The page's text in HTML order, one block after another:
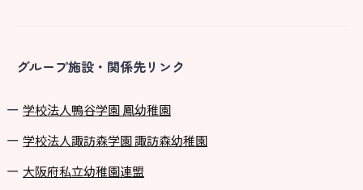
グループ施設・関係先リンク
学校法⼈鴨⾕学園 鳳幼稚園
学校法⼈諏訪森学園 諏訪森幼稚園
⼤阪府私⽴幼稚園連盟